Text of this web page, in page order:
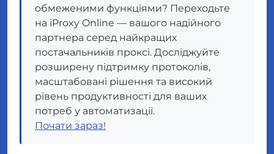
обмеженими функціями? Переходьте
на iProxy Online — вашого надійного
партнера серед найкращих
постачальників проксі. Досліджуйте
розширену підтримку протоколів,
масштабовані рішення та високий
рівень продуктивності для ваших
потреб у автоматизації.
Почати зараз!